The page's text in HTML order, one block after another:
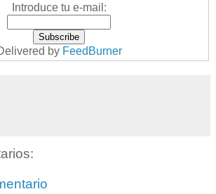
Introduce tu e-mail:
by FeedBurner